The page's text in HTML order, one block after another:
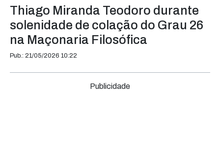
Thiago Miranda Teodoro durante
solenidade de colação do Grau 26
na Maçonaria Filosófica
Pub.: 21/05/2026 10:22
Publicidade